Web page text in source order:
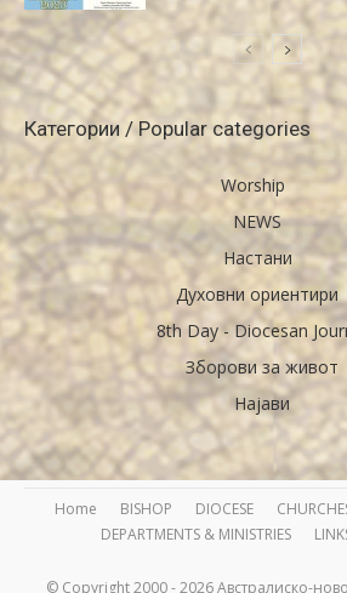
Категории / Popular categories
Worship
NEWS
Настани
Духовни ориентири
8th Day - Diocesan
Зборови за живот
Најави
Home BISHOP DIOCESE
DEPARTMENTS & MINISTRIES
© Copyright 2000 - 2026 Австралиско-